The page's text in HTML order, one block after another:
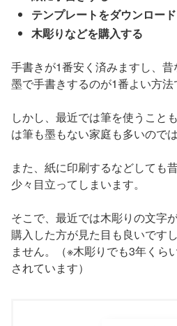
テンプレートをダウンロー
木彫りなどを購入する
手書きが1番安く済みますし、
墨で手書きするのが1番よい方法
しかし、最近では筆を使うこと
は筆も墨もない家庭も多いので
また、紙に印刷するなどしても
少々目立ってしまいます。
そこで、最近では木彫りの文字
購入した方が見た目も良いです
ません。（※木彫りでも3年くら
されています）